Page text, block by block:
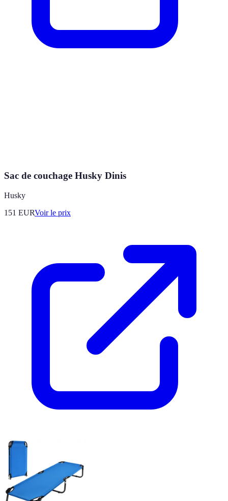
Sac de couchage Husky Dinis
Husky
151 EURVoir le prix